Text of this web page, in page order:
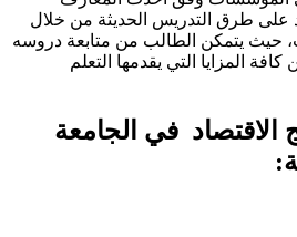
على طرق التدريس الحديثة من خلال
حيث يتمكن الطالب من متابعة دروسه
المزايا التي يقدمها التعلم
الاقتصاد في الجامعة